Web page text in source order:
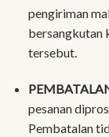
pengiriman
bersangkutan
tersebut.
pesanan
Pembatalan